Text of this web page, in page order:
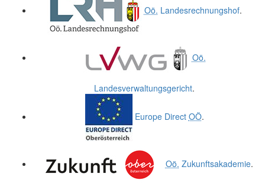
Oö. Landesrechnungshof.
Oö.
Landesverwaltungsgericht.
Europe Direct OÖ.
Oö. Zukunftsakademie.